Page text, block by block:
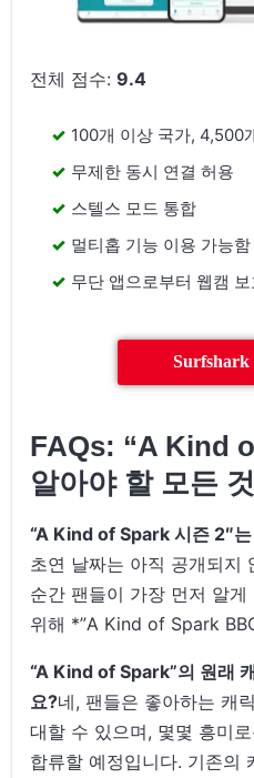
전체 점수:9.4
100개 이상 국가, 4,500
무제한 동시 연결 허용
스텔스 모드 통합
멀티홉 기능 이용 가능함
무단 앱으로부터 웹캠 보
Surfshark
FAQs: “A Kind
알아야 할 모든 것
“A Kind of Spark 시즌 2″
초연 날짜는 아직 공개되지
순간 팬들이 가장 먼저 알
위해 *”A Kind of Spark
“A Kind of Spark”의 원래
요?네, 팬들은 좋아하는 캐
대할 수 있으며, 몇몇 흥미
합류할 예정입니다. 기존의